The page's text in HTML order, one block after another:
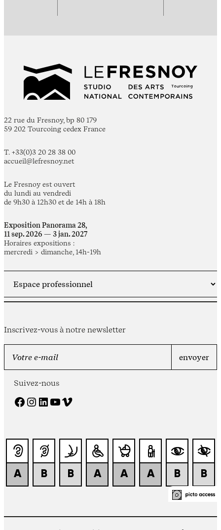
22 rue du Fresnoy, bp 80 179
59 202 Tourcoing cedex France
T. +33(0)3 20 28 38 00
accueil@lefresnoy.net
Le Fresnoy est ouvert
du lundi au vendredi
de 9h30 à 12h30 et de 14h à 18h
Exposition Panorama 28,
11 sep. 2026 — 3 jan. 2027
Horaires expositions :
mercredi > dimanche, 14h-19h
Inscrivez-vous à notre newsletter
Suivez-nous
Facebook Instagram LinkedIn YouTube Vimeo